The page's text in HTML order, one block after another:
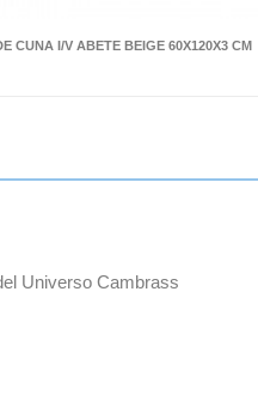
CUNA I/V ABETE BEIGE 60X120X3 CM
Universo Cambrass